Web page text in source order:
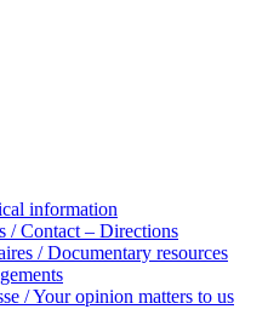
information
/ Contact – Directions
/ Documentary resources
/ Your opinion matters to us